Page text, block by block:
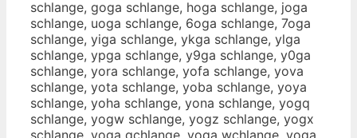
schlange, goga schlange, hoga schlange, joga
schlange, uoga schlange, 6oga schlange, 7oga
schlange, yiga schlange, ykga schlange, ylga
schlange, ypga schlange, y9ga schlange, y0ga
schlange, yora schlange, yofa schlange, yova
schlange, yota schlange, yoba schlange, yoya
schlange, yoha schlange, yona schlange, yogq
schlange, yogw schlange, yogz schlange, yogx
schlange, yoga qchlange, yoga wchlange, yoga